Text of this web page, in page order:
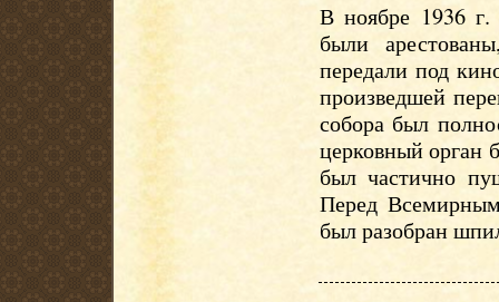
В ноябре 1936
были
передали под
произведшей
собора был
церковный орган
был частично
Перед
был разобран